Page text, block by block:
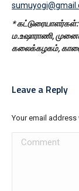
* கட்டுரையாளர்கள்:
ம.உஷாராணி,
கலைக்கழகம்,
Leave a Reply
Your email
Comment